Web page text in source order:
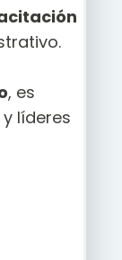
, es
líderes